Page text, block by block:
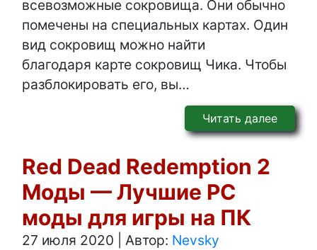
всевозможные сокровища. Они обычно
помечены на специальных картах. Один
вид сокровищ можно найти
благодаря карте сокровищ Чика. Чтобы
разблокировать его, вы…
Читать далее
Red Dead Redemption 2
Моды — Лучшие PC
моды для игры на ПК
27 июля 2020 Автор: Nevsky